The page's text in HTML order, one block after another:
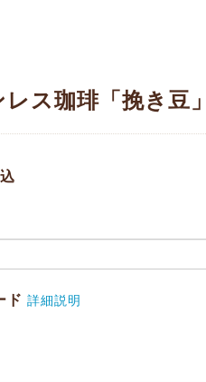
ス珈琲「挽き豆」
ド 詳細説明